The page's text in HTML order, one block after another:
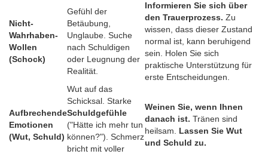
Nicht-
Wahrhaben-
Wollen
(Schock)
Gefühl der
Betäubung,
Unglaube. Suche
nach Schuldigen
oder Leugnung der
Realität.
Informieren Sie sich über
den Trauerprozess. Zu
wissen, dass dieser Zustand
normal ist, kann beruhigend
sein. Holen Sie sich
praktische Unterstützung für
erste Entscheidungen.
Aufbrechende
Emotionen
(Wut, Schuld)
Wut auf das
Schicksal. Starke
Schuldgefühle
("Hätte ich mehr tun
können?"). Schmerz
bricht mit voller
Weinen Sie, wenn Ihnen
danach ist. Tränen sind
heilsam. Lassen Sie Wut
und Schuld zu.